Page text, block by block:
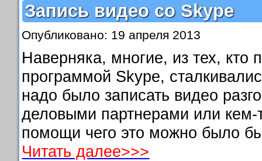
Запись видео со Skype
Опубликовано: 19 апреля 2013
Наверняка, многие, из тех, кто
программой Skype,
надо было записать видео
деловыми партнерами или кем-
помощи чего это можно было
Читать далее>>>